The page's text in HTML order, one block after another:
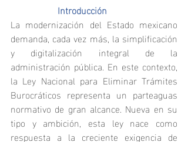
		Introducción
La modernización del Estado mexicano
demanda, cada vez más, la simplificación
y digitalización integral de la
administración pública. En este contexto,
la Ley Nacional para Eliminar Trámites
Burocráticos representa un parteaguas
normativo de gran alcance. Nueva en su
tipo y ambición, esta ley nace como
respuesta a la creciente exigencia de